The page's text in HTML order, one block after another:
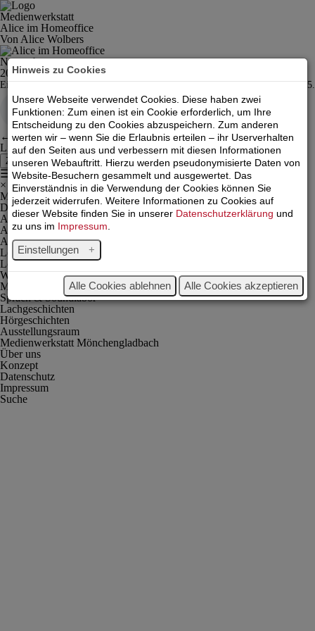
Medienwerkstatt
Alice im Homeoffice
Von Alice Wolbers
Novembergrau
20.11.2023 Alice im HomeOffice
Ein grauer Montagmorgen mit gar nicht mal so guten Nachrichten in Folge 95.
←Monsteralbum
Licht der Welt→
Zurück
☰
×
Magazin
Der Rote Faden
Alice im Homeoffice
Alice im Gespräch
Alice unterwegs
LesArt
Leos Lyrik
Weltreise
Mukke Huk
Sprach & Soundlabor
Lachgeschichten
Hörgeschichten
Ausstellungsraum
Medienwerkstatt Mönchengladbach
Über uns
Konzept
Datenschutz
Impressum
Suche
Hinweis zu Cookies
Unsere Webseite verwendet Cookies. Diese haben zwei
Funktionen: Zum einen ist ein Cookie erforderlich, um Ihre
Entscheidung zu den Cookies abzuspeichern. Zum anderen
werten wir – wenn Sie die Erlaubnis erteilen – ihr Userverhalten
auf den Seiten aus und verbessern mit diesen Informationen
unseren Webauftritt. Hierzu werden pseudonymisierte Daten von
Website-Besuchern gesammelt und ausgewertet. Das
Einverständnis in die Verwendung der Cookies können Sie
jederzeit widerrufen. Weitere Informationen zu Cookies auf
dieser Website finden Sie in unserer Datenschutzerklärung und
zu uns im Impressum
Einstellungen
Alle Cookies ablehnen Alle Cookies akzeptieren